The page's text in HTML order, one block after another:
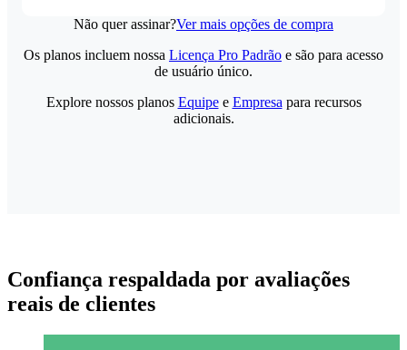
Não quer assinar?Ver mais opções de compra
Os planos incluem nossa Licença Pro Padrão e são para acesso
de usuário único.
Explore nossos planos Equipee Empresa para recursos
adicionais.
Confiança respaldada por avaliações
reais de clientes